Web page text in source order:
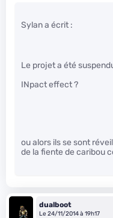
Sylan a écrit :
Le projet a été
INpact effect ?
ou alors ils se sont
de la fiente de caribou
dualboot
Le 24/11/2014 à 19h17